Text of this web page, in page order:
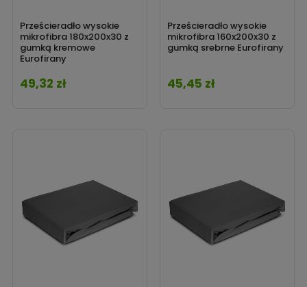
Prześcieradło wysokie
mikrofibra 180x200x30 z
gumką kremowe
Eurofirany
Cena
49,32 zł
Prześcieradło wysokie
mikrofibra 160x200x30 z
gumką srebrne Eurofirany
Cena
45,45 zł